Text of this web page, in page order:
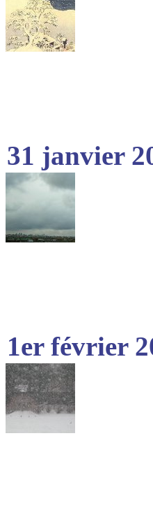
31 janvier
1er février